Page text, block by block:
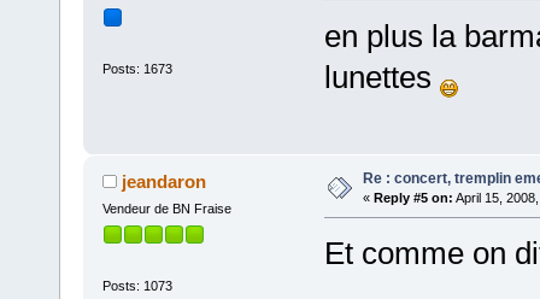
Posts: 1673
en plus la
lunettes
jeandaron
Vendeur de BN Fraise
Posts: 1073
Re : concert, tremplin
« Reply #5 on: April 15,
Et comme on